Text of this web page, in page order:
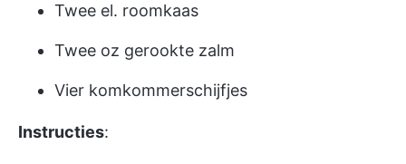
Twee el. roomkaas
Twee oz gerookte zalm
Vier komkommerschijfjes
Instructies: